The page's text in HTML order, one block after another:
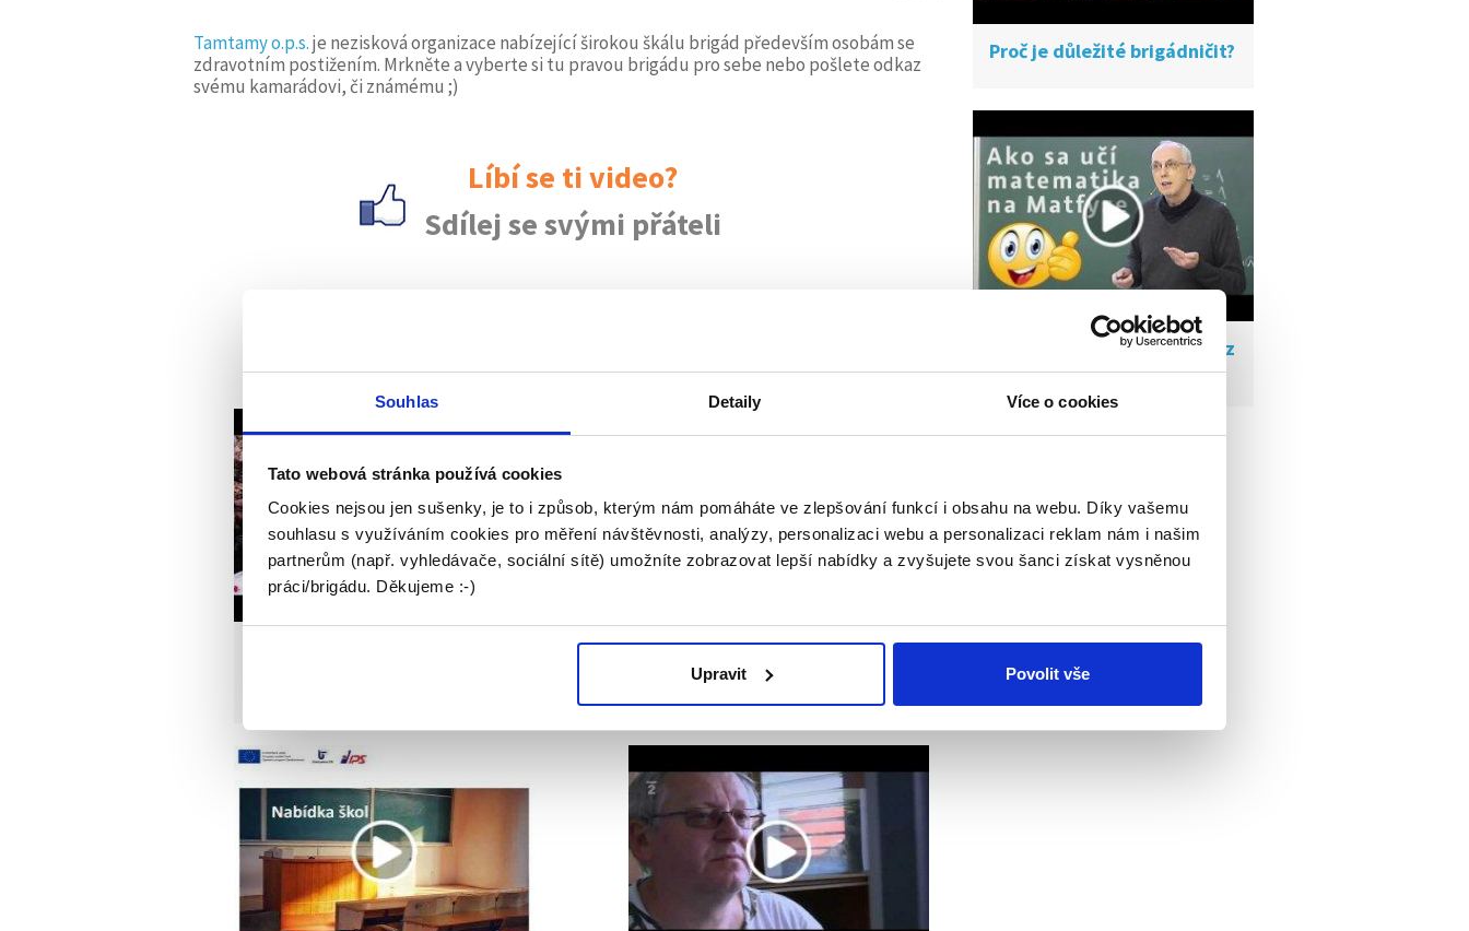
Souhlas Detaily Více o cookies
Tato webová stránka používá cookies
Cookies nejsou jen sušenky, je to i způsob, kterým nám pomáháte ve zlepšování funkcí i obsahu na webu. Díky vašemu
souhlasu s využíváním cookies pro měření návštěvnosti, analýzy, personalizaci webu a personalizaci reklam nám i našim
partnerům (např. vyhledávače, sociální sítě) umožníte zobrazovat lepší nabídky a zvyšujete svou šanci získat vysněnou
práci/brigádu. Děkujeme :-)
Upravit Povolit vše
Tamtamy o.p.s.je nezisková organizace nabízející širokou škálu brigád především osobám se
zdravotním postižením. Mrkněte a vyberte si tu pravou brigádu pro sebe nebo pošlete odkaz
svému kamarádovi, či známému ;)
Líbí se ti video?
Sdílej se svými přáteli
Nejoblíbenější videa
Nejnebezpečnější práce
Proč je důležité brigádničit?
Jak se učí matika na MatFyz
:D
Všechna videa »